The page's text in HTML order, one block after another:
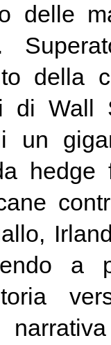
delle
della
di Wall
un
hedge
a